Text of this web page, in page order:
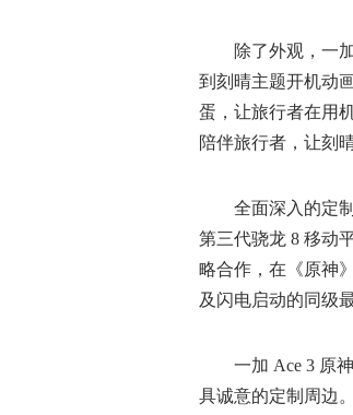
除了外观，一加
到刻晴主题开机动
蛋，让旅行者在用
陪伴旅行者，让刻
全面深入的定制
第三代骁龙 8 移动
略合作，在《原神
及闪电启动的同级
一加 Ace 3 原神
具诚意的定制周边